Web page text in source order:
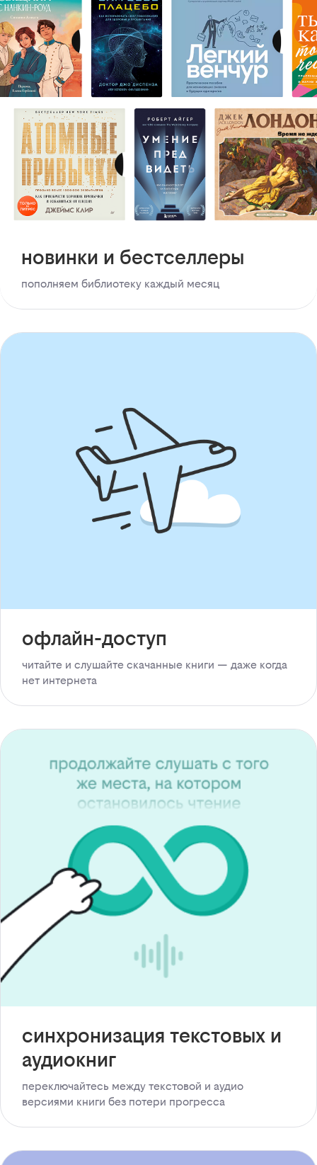
новинки и бестселлеры
пополняем библиотеку каждый месяц
офлайн-доступ
читайте и слушайте скачанные книги — даже когда
нет интернета
синхронизация текстовых и
аудиокниг
переключайтесь между текстовой и аудио
версиями книги без потери прогресса